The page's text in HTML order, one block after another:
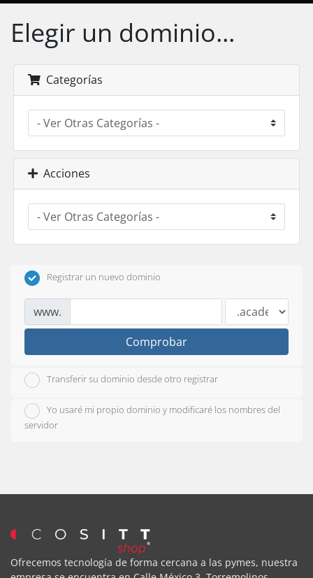
Elegir un dominio...
Categorías
Acciones
Registrar un nuevo dominio
www.
Comprobar
Transferir su dominio desde otro registrar
Yo usaré mi propio dominio y modificaré los nombres del
servidor
Ofrecemos tecnología de forma cercana a las pymes, nuestra